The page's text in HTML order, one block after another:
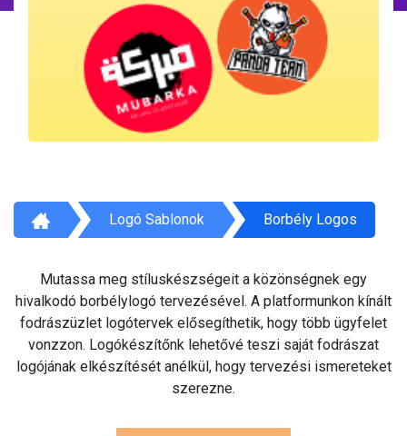
Logó Sablonok Borbély Logos
Mutassa meg stíluskészségeit a közönségnek egy
hivalkodó borbélylogó tervezésével. A platformunkon kínált
fodrászüzlet logótervek elősegíthetik, hogy több ügyfelet
vonzzon. Logókészítőnk lehetővé teszi saját fodrászat
logójának elkészítését anélkül, hogy tervezési ismereteket
szerezne.